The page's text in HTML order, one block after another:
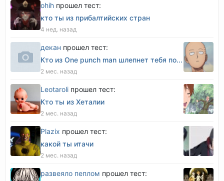
оhih прошел тест:
кто ты из прибалтийских стран
4 нед. назад
декан прошел тест:
Кто из One punch man шлепнет тебя по...
2 мес. назад
Leotaroli прошел тест:
Кто ты из Хеталии
2 мес. назад
Plazix прошел тест:
какой ты итачи
2 мес. назад
развеяло пеплом прошел тест: